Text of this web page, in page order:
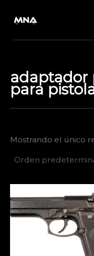
adaptador
para
Mostrando el único